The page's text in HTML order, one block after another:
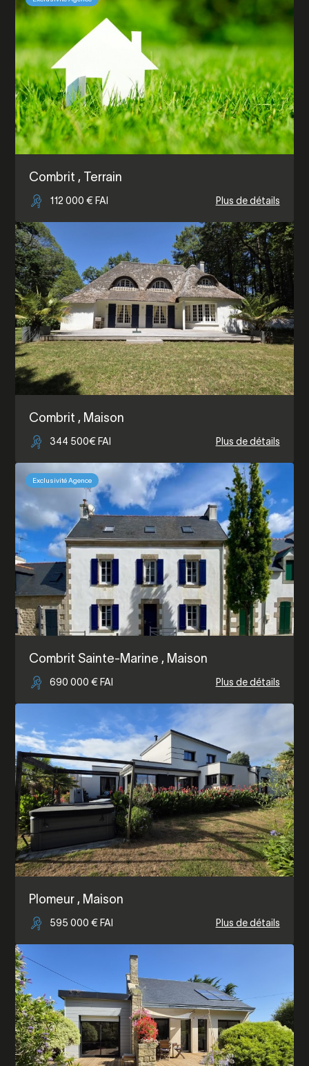
Combrit , Terrain
112 000 € FAI Plus de détails
Combrit , Maison
344 500€ FAI Plus de détails
Exclusivité Agence
Combrit Sainte-Marine , Maison
690 000 € FAI Plus de détails
Plomeur , Maison
595 000 € FAI Plus de détails